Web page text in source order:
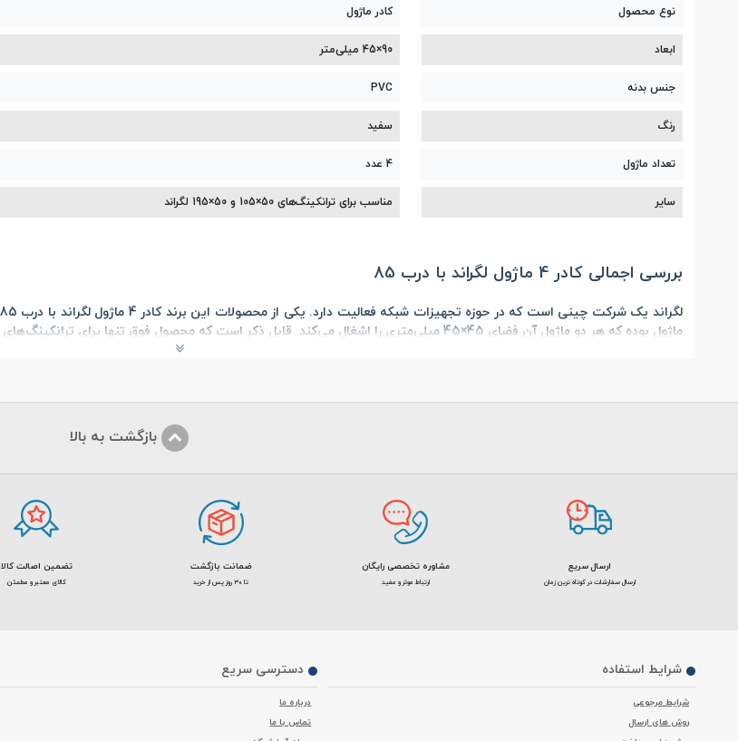
نوع محصول
کادر ماژول
ابعاد
90×45 میلی‌متر
جنس بدنه
PVC
رنگ
سفید
تعداد ماژول
4 عدد
سایر
مناسب برای ترانکینگ‌های 50×105 و 50×195 لگراند
بررسی اجمالی کادر 4 ماژول لگراند با درب 85
لگراند یک شرکت چینی است که در حوزه تجهیزات شبکه فعالیت دارد. یکی از محصولات این برندکادر 4 ماژول لگراند با درب 85
ماژول بوده که هر دو ماژول آن فضای 45×45 میلی‌متری را اشغال می‌کند. قابل ذکر است که محصول فوق تنها برای ترانکینگ‌های 50×105 و 50×195 لگراند قابل استفاده است.
بازگشت به بالا
ارسال سریع
ارسال سفارشات در کوتاه ترین زمان
مشاوره تخصصی رایگان
ارتباط موثر و مفید
ضمانت بازگشت
تا 30 روز پس از خرید
تضمین اصالت کالا
کالای معتبر و مطمئن
شرایط استفاده
شرایط مرجوعی
روش های ارسال
دسترسی سریع
درباره ما
تماس با ما